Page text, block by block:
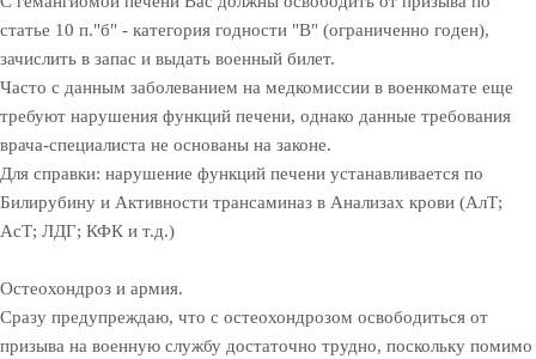
статье 10 п."б" - категория годности "В" (ограниченно годен),
зачислить в запас и выдать военный билет.
Часто с данным заболеванием на медкомиссии в военкомате еще
требуют нарушения функций печени, однако данные требования
врача-специалиста не основаны на законе.
Для справки: нарушение функций печени устанавливается по
Билирубину и Активности трансаминаз в Анализах крови (АлТ;
АсТ; ЛДГ; КФК и т.д.)
Остеохондроз и армия.
Сразу предупреждаю, что с остеохондрозом освободиться от
призыва на военную службу достаточно трудно, поскольку помимо